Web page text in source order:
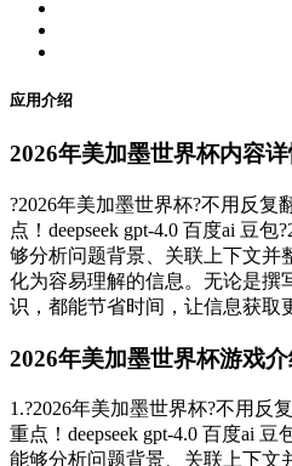
应用介绍
2026年美加墨世界杯内容
?2026年美加墨世界杯?不用反复
点！deepseek gpt-4.0 百度ai 豆
够分析问题背景、关联上下文并
化为容易理解的信息。无论是撰
识，都能节省时间，让信息获取
2026年美加墨世界杯游戏
1.?2026年美加墨世界杯?不用反
重点！deepseek gpt-4.0 百度ai
能够分析问题背景、关联上下文